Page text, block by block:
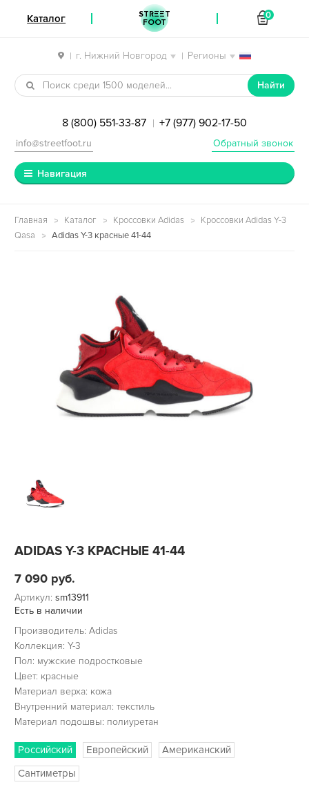
| г. Нижний Новгород | Регионы
Перейти к навигации
Перейти к содержимому
Найти
8 (800) 551-33-87 | +7 (977) 902-17-50
Обратный звонок
info@streetfoot.ru
Навигация
Главная Каталог Кроссовки Adidas
Кроссовки Adidas Y-3
Qasa
Adidas Y-3 красные 41-44
ADIDAS Y-3 КРАСНЫЕ 41-44
7 090 руб.
Артикул: sm13911
Есть в наличии
Производитель: Adidas
Коллекция: Y-3
Пол: мужские подростковые
Цвет: красные
Материал верха: кожа
Внутренний материал: текстиль
Материал подошвы: полиуретан
Российский Европейский
Американский
Сантиметры
Каталог STREET
FOOT
0